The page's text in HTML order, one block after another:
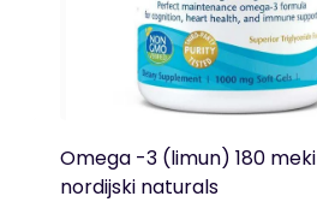
Omega -3 (limun) 180
nordijski naturals